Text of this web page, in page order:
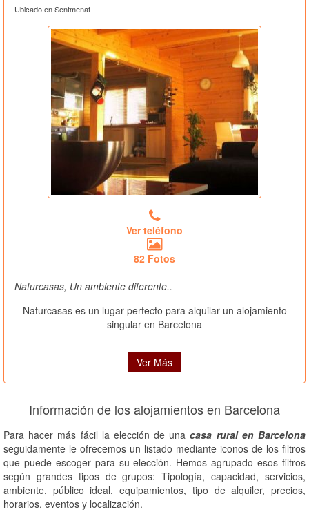
Ubicado en Sentmenat
Ver teléfono
82 Fotos
Naturcasas, Un ambiente diferente..
Naturcasas es un lugar perfecto para alquilar un alojamiento
singular en Barcelona
Ver Más
Información de los alojamientos en Barcelona
Para hacer más fácil la elección de unacasa rural en Barcelona
seguidamente le ofrecemos un listado mediante iconos de los filtros
que puede escoger para su elección. Hemos agrupado esos filtros
según grandes tipos de grupos: Tipología, capacidad, servicios,
ambiente, público ideal, equipamientos, tipo de alquiler, precios,
horarios, eventos y localización.